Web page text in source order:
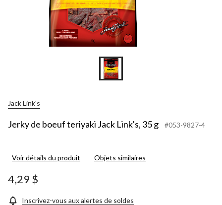
Jack Link's
Jerky de boeuf teriyaki Jack Link's, 35 g #053-9827-4
Voir détails du produit Objets similaires
4,29 $
Inscrivez-vous aux alertes de soldes